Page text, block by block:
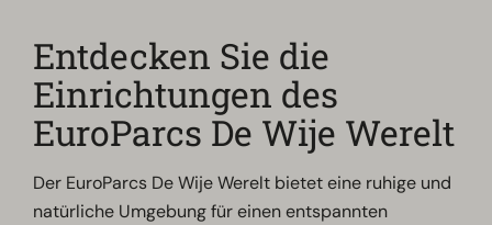
Entdecken Sie die
Einrichtungen des
EuroParcs De Wije Werelt
Der EuroParcs De Wije Werelt bietet eine ruhige und
natürliche Umgebung für einen entspannten